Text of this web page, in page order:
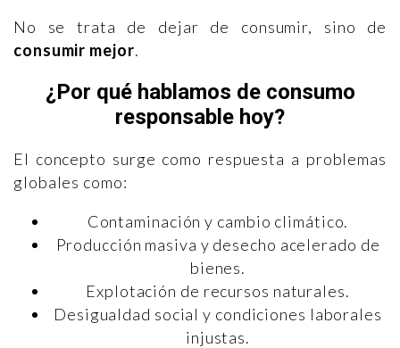
No se trata de dejar de consumir, sino de
consumir mejor.
¿Por qué hablamos de consumo
responsable hoy?
El concepto surge como respuesta a problemas
globales como:
Contaminación y cambio climático.
Producción masiva y desecho acelerado de
bienes.
Explotación de recursos naturales.
Desigualdad social y condiciones laborales
injustas.